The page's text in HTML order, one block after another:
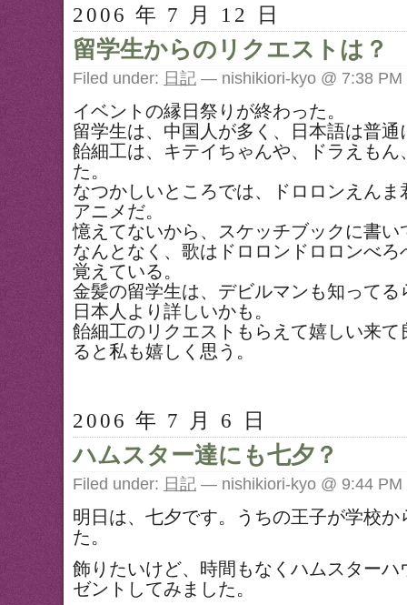
2006 年 7 月 12 日
留学生からのリクエストは？
Filed under: 日記 — nishikiori-kyo @ 7:38 PM
イベントの縁日祭りが終わった。
留学生は、中国人が多く、日本語は普
飴細工は、キテイちゃんや、ドラえも
た。
なつかしいところでは、ドロロンえん
アニメだ。
憶えてないから、スケッチブックに書い
なんとなく、歌はドロロンドロロンべ
覚えている。
金髪の留学生は、デビルマンも知ってる
日本人より詳しいかも。
飴細工のリクエストもらえて嬉しい来
ると私も嬉しく思う。
2006 年 7 月 6 日
ハムスター達にも七夕？
Filed under: 日記 — nishikiori-kyo @ 9:44 PM
明日は、七夕です。うちの王子が学校
た。
飾りたいけど、時間もなくハムスター
ゼントしてみました。